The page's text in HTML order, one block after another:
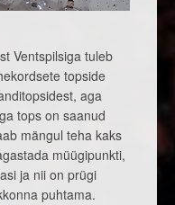
Ventspilsiga tuleb
topside
aga
tops on saanud
mängul teha kaks
müügipunkti,
ja nii on prügi
puhtama.